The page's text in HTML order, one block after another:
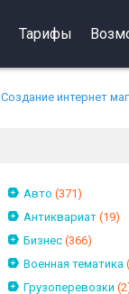
Тарифы
Создание интернет
Авто (371)
Антиквариат (19)
Бизнес (366)
Военная тематика
Грузоперевозки